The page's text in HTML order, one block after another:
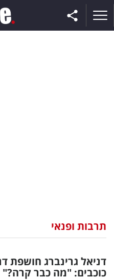
וצרכנות
דיגיטל
תרבות ופנאי
דניאל גרינברג חושפת
כוכבים: "מה כבר קרה?"